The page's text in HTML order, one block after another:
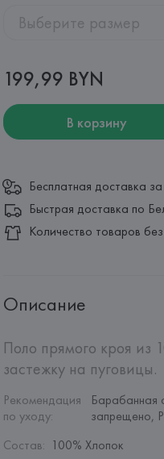
Выберите размер
199,99 BYN
В корзину
Бесплатная доставка
Быстрая доставка по
Количество товаров
Описание
Поло прямого кроя из
застежку на пуговицы.
Рекомендация
по уходу:
Барабанная
запрещено,
Состав: 100% Хлопок